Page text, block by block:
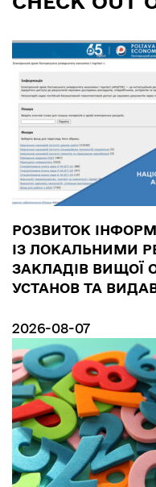
РОЗВИТОК
ІЗ ЛОКАЛЬНИМИ
ЗАКЛАДІВ ВИЩОЇ
УСТАНОВ ТА
2026-08-07